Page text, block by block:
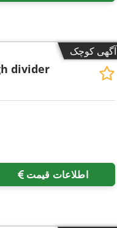
آگهی کوچک
divider
اطلاعات قیمت